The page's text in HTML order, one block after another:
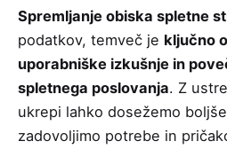
Spremljanje obiska spletne
podatkov, temveč je ključno
uporabniške izkušnje in
spletnega poslovanja. Z
ukrepi lahko dosežemo
zadovoljimo potrebe in